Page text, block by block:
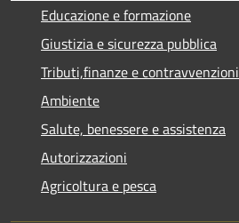
Educazione e formazione
Giustizia e sicurezza pubblica
Tributi,finanze e contravvenzioni
Ambiente
Salute, benessere e assistenza
Autorizzazioni
Agricoltura e pesca